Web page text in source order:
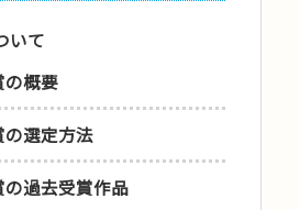
いて
の概要
選定方法
過去受賞作品